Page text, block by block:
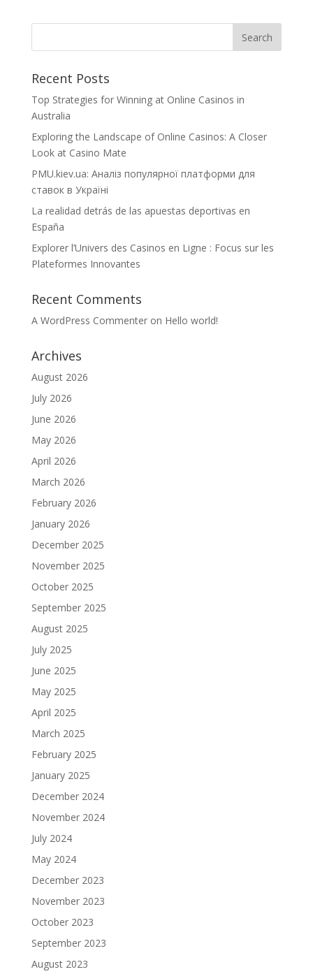
Recent Posts
Top Strategies for Winning at Online Casinos in
Australia
Exploring the Landscape of Online Casinos: A Closer
Look at Casino Mate
PMU.kiev.ua: Аналіз популярної платформи для
ставок в Україні
La realidad detrás de las apuestas deportivas en
España
Explorer l’Univers des Casinos en Ligne : Focus sur les
Plateformes Innovantes
Recent Comments
A WordPress Commenteron Hello world!
Archives
August 2026
July 2026
June 2026
May 2026
April 2026
March 2026
February 2026
January 2026
December 2025
November 2025
October 2025
September 2025
August 2025
July 2025
June 2025
May 2025
April 2025
March 2025
February 2025
January 2025
December 2024
November 2024
July 2024
May 2024
December 2023
November 2023
October 2023
September 2023
August 2023